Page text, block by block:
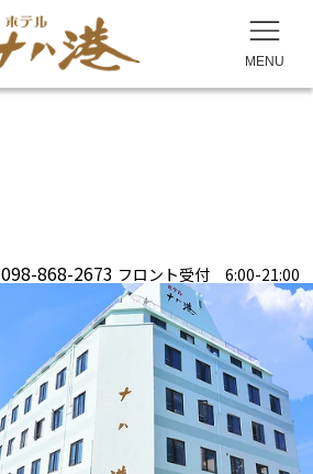
MENU
098-868-2673 フロント受付 6:00-21:00